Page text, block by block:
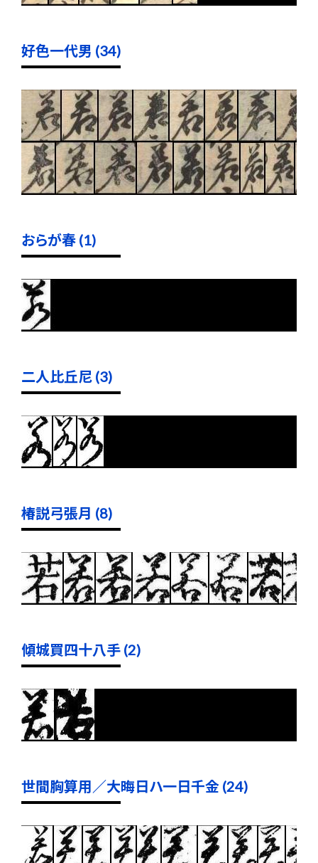
好色一代男 (34)
おらが春 (1)
二人比丘尼 (3)
椿説弓張月 (8)
傾城買四十八手 (2)
世間胸算用／大晦日ハ一日千金 (24)